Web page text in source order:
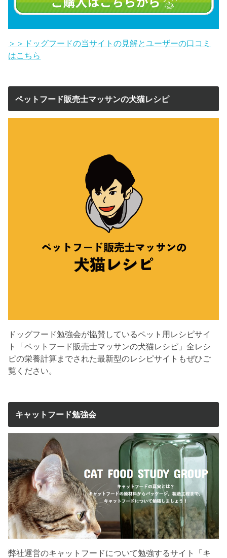
＞＞ドッグフードの当サイトの見解とユーザーの口コミ
はこちら
ペットフード販売士マッサンの犬猫レシピ
ドッグフード勉強会が協賛しているペット用レシピサイ
ト「ペットフード販売士マッサンの犬猫レシピ」全レシ
ピの栄養計算までされた最新型のレシピサイトもぜひご
覧ください。
キャットフード勉強会
弊社運営のキャットフードについて勉強するサイト「キ